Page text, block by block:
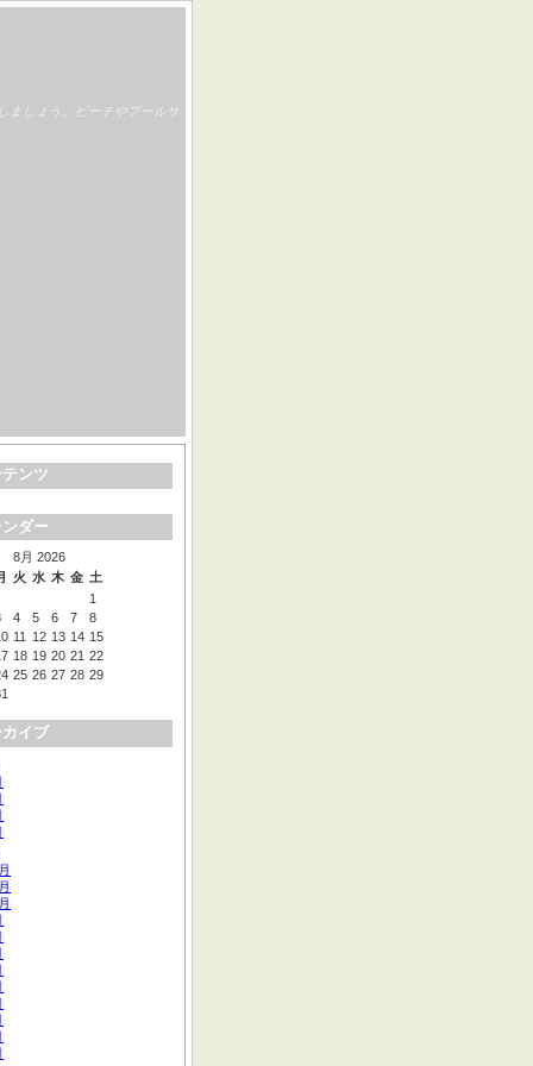
ましょう。ビーチやプールサ
テンツ
ンダー
8月 2026
火 水 木 金 土
1
4 5 6 7
8
11 12 13 14 15
18 19 20 21 22
25 26 27 28 29
イブ